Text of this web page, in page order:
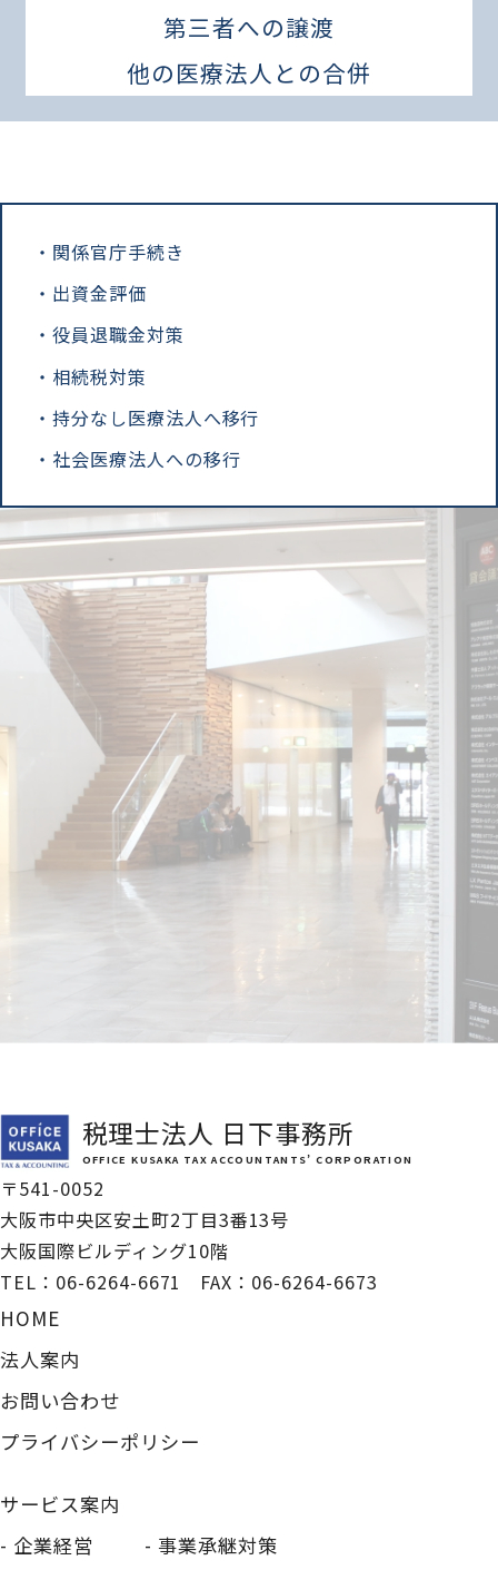
第三者への譲渡
他の医療法人との合併
関係官庁手続き
出資金評価
役員退職金対策
相続税対策
持分なし医療法人へ移行
社会医療法人への移行
税理士法人 日下事務所
OFFICE KUSAKA TAX ACCOUNTANTS’ CORPORATION
〒541-0052
大阪市中央区安土町2丁目3番13号
大阪国際ビルディング10階
TEL： 06-6264-6671 FAX：06-6264-6673
HOME
法人案内
お問い合わせ
プライバシーポリシー
サービス案内
企業経営
事業承継対策